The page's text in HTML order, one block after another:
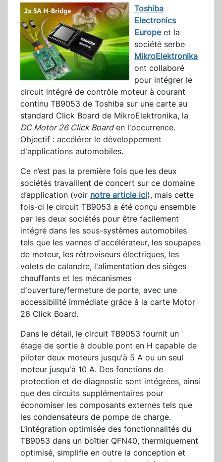
Toshiba
Electronics
Europeet la
société serbe
MikroElektronika
ont collaboré
pour intégrer le
circuit intégré de contrôle moteur à courant
continu TB9053 de Toshiba sur une carte au
standard Click Board de MikroElektronika, la
DC Motor 26 Click Boarden l'occurrence.
Objectif : accélérer le développement
d'applications automobiles.
Ce n’est pas la première fois que les deux
sociétés travaillent de concert sur ce domaine
d’application (voir notre article ici), mais cette
fois-ci le circuit TB9053 a été conçu ensemble
par les deux sociétés pour être facilement
intégré dans les sous-systèmes automobiles
tels que les vannes d'accélérateur, les soupapes
de moteur, les rétroviseurs électriques, les
volets de calandre, l'alimentation des sièges
chauffants et les mécanismes
d'ouverture/fermeture de porte, avec une
accessibilité immédiate grâce à la carte Motor
26 Click Board.
Dans le détail, le circuit TB9053 fournit un
étage de sortie à double pont en H capable de
piloter deux moteurs jusqu'à 5 A ou un seul
moteur jusqu'à 10 A. Des fonctions de
protection et de diagnostic sont intégrées, ainsi
que des circuits supplémentaires pour
économiser les composants externes tels que
les condensateurs de pompe de charge.
L’intégration optimisée des fonctionnalités du
TB9053 dans un boîtier QFN40, thermiquement
optimisé, simplifie en outre la conception et